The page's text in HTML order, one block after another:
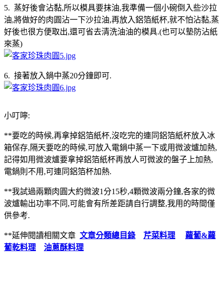
5. 蒸好後會沾黏,所以模具要抹油,我準備一個小碗倒入些沙拉
油,將做好的肉圓沾一下沙拉油,再放入鋁箔紙杯,就不怕沾黏,蒸
好後也很方便取出,還可省去清洗油油的模具.(也可以墊防沾紙
來蒸)
6. 接著放入鍋中蒸20分鐘即可.
小叮嚀:
**要吃的時候,再拿掉鋁箔紙杯,沒吃完的連同鋁箔紙杯放入冰
箱保存,隔天要吃的時候,可放入電鍋中蒸一下或用微波爐加熱,
記得如用微波爐要拿掉鋁箔紙杯再放人可微波的盤子上加熱,
電鍋則不用,可連同鋁箔杯加熱.
**我試過兩顆肉圓大約微波1分15秒,4顆微波兩分鐘,各家的微
波爐輸出功率不同,可能會有所差距請自行調整,我用的時間僅
供參考.
**延伸閱讀相關文章 文章分類總目錄 芹菜料理
蘿蔔&蘿
蔔乾料理
油蔥酥料理